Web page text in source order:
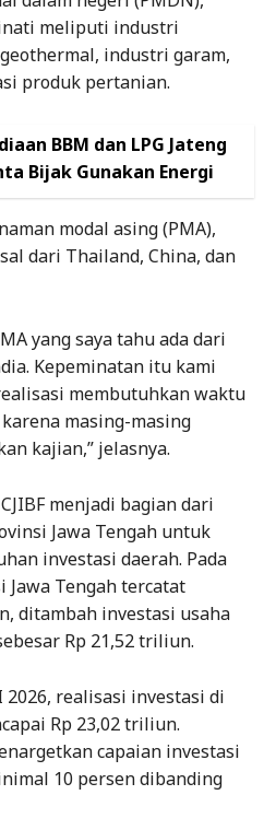
meliputi industri
industri garam,
produk pertanian.
BBM dan LPG Jateng
Bijak Gunakan Energi
modal asing (PMA),
dari Thailand, China, dan
yang saya tahu ada dari
Kepeminatan itu kami
membutuhkan waktu
masing-masing
kajian,” jelasnya.
menjadi bagian dari
Jawa Tengah untuk
investasi daerah. Pada
Jawa Tengah tercatat
ditambah investasi usaha
Rp 21,52 triliun.
realisasi investasi di
Rp 23,02 triliun.
capaian investasi
10 persen dibanding